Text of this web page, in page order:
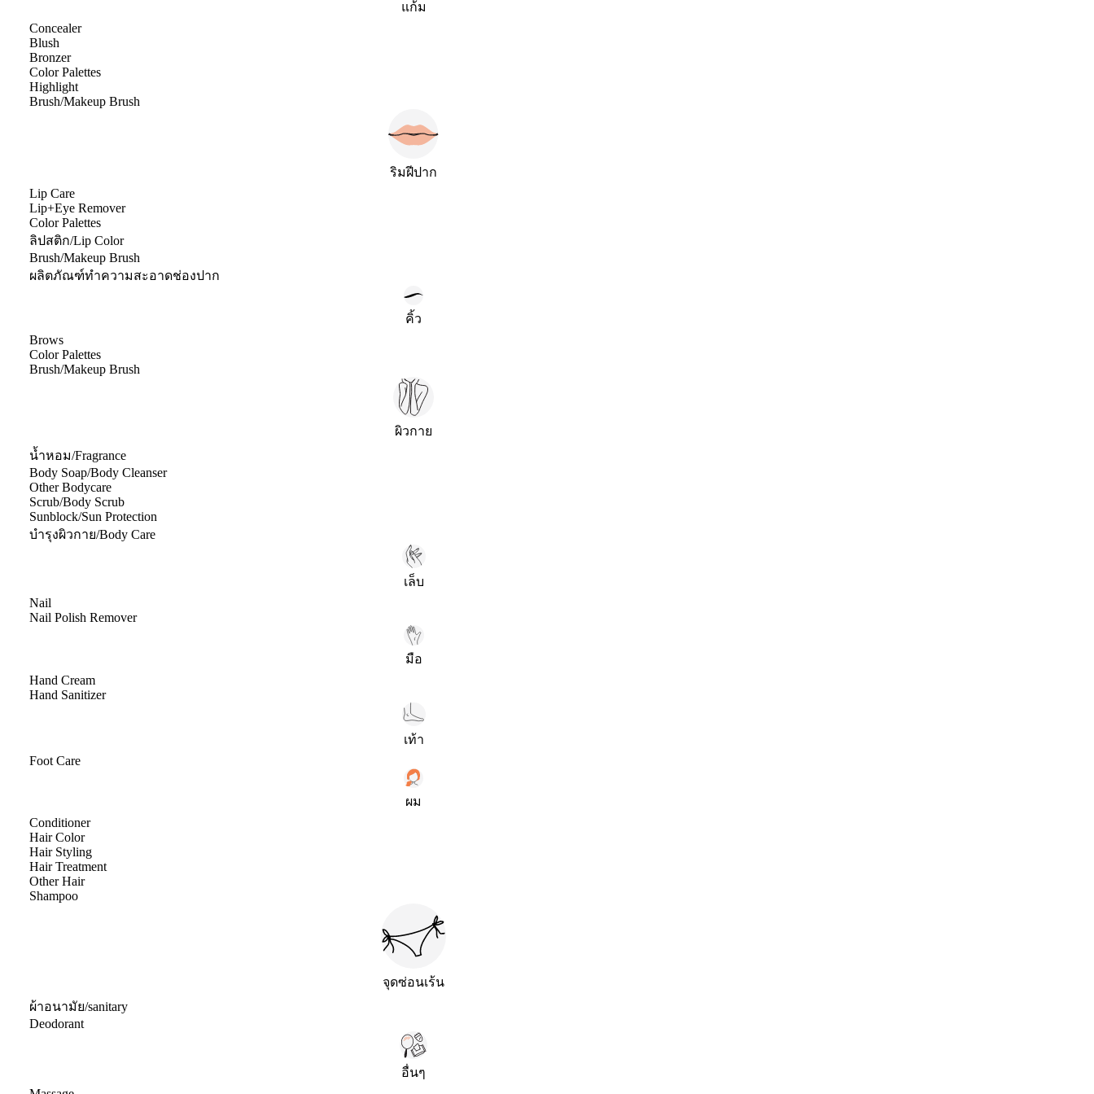
แก้ม
Concealer
Blush
Bronzer
Color Palettes
Highlight
Brush/Makeup Brush
ริมฝีปาก
Lip Care
Lip+Eye Remover
Color Palettes
ลิปสติก/Lip Color
Brush/Makeup Brush
ผลิตภัณฑ์ทำความสะอาดช่องปาก
คิ้ว
Brows
Color Palettes
Brush/Makeup Brush
ผิวกาย
น้ำหอม/Fragrance
Body Soap/Body Cleanser
Other Bodycare
Scrub/Body Scrub
Sunblock/Sun Protection
บำรุงผิวกาย/Body Care
เล็บ
Nail
Nail Polish Remover
มือ
Hand Cream
Hand Sanitizer
เท้า
Foot Care
ผม
Conditioner
Hair Color
Hair Styling
Hair Treatment
Other Hair
Shampoo
จุดซ่อนเร้น
ผ้าอนามัย/sanitary
Deodorant
อื่นๆ